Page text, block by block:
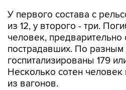
У первого состава с
из 12, у второго - три.
человек,
пострадавших. По
госпитализированы 179
Несколько сотен человек
из вагонов.